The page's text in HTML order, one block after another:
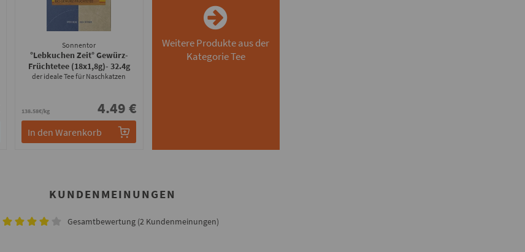
Sonnentor
°Lebkuchen Zeit° Gewürz-
Früchtetee (18x1,8g)- 32.4g
der ideale Tee für Naschkatzen
138.58€/kg 4.49 €
In den Warenkorb
Weitere Produkte aus der
Kategorie Tee
KUNDENMEINUNGEN
Gesamtbewertung (2 Kundenmeinungen)